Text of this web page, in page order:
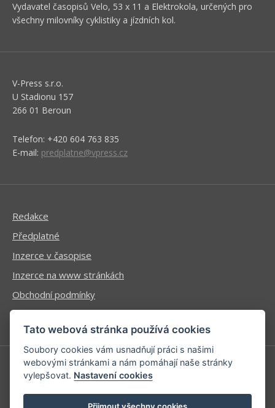
Vydavatel časopisů Velo, 53 x 11 a Elektrokola, určených pro
všechny milovníky cyklistiky a jízdních kol.
V-Press s.r.o.
U Stadionu 157
266 01 Beroun
Telefon: +420 604 763 835
E-mail: predplatne@vpress.cz
Redakce
Předplatné
Inzerce v časopise
Inzerce na www stránkách
Obchodní podmínky
Ochrana osobních údajů
Příhlášení | Registrace
Kontaktní informace
Tato webová stránka používá cookies
Soubory cookies vám usnadňují práci s našimi
webovými stránkami a nám pomáhají naše stránky
vylepšovat. Nastavení cookies